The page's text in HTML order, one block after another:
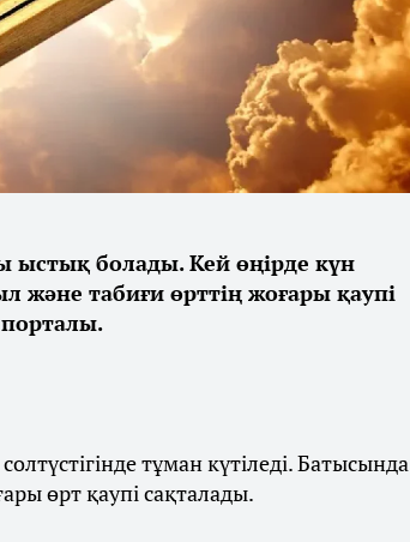
ыстық болады. Кей өңірде күн
және табиғи өрттің жоғары қаупі
тұман күтіледі. Батысында
өрт қаупі сақталады.